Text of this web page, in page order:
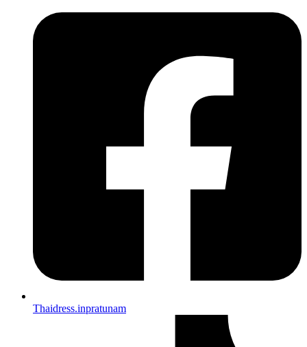
Thaidress.inpratunam